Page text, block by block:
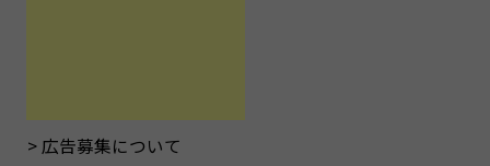
広告募集について